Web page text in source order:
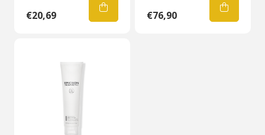
€20,69 €76,90